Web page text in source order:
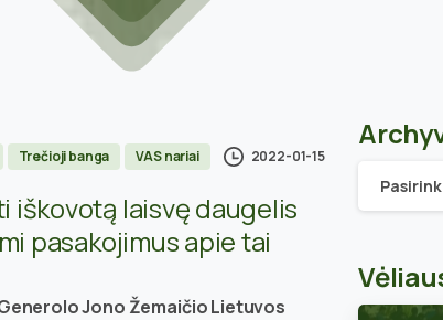
Trečioji banga VAS nariai 2022-01-15
iškovotą laisvę daugelis
pasakojimus apie tai
Jono Žemaičio Lietuvos
Archyvai